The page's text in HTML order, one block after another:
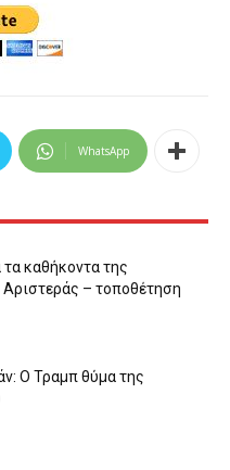
WhatsApp
τα καθήκοντα της
– τοποθέτηση
Ο Τραμπ θύμα της